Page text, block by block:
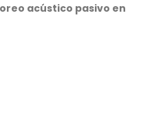
acústico pasivo en